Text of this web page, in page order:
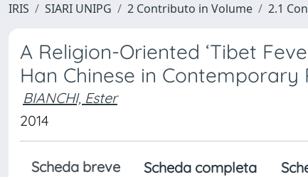
IRIS SIARI UNIPG 2 Contributo in Volume 2.1
A Religion-Oriented ‘Tibet
Han Chinese in Contemporary
BIANCHI, Ester
2014
Scheda breve Scheda completa